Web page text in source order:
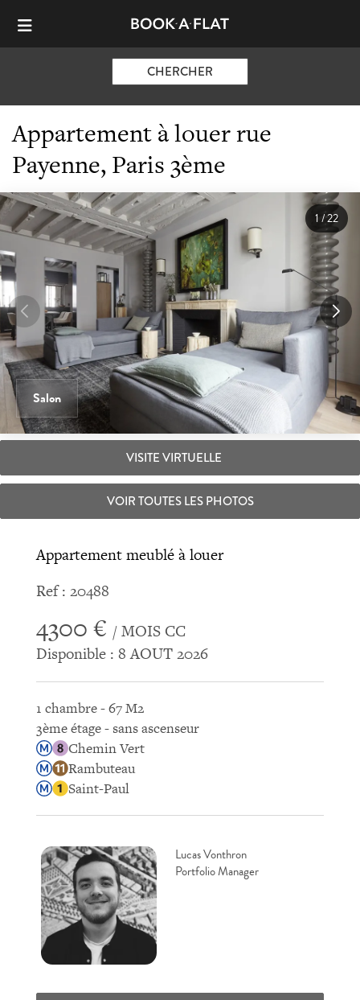
CHERCHER
Appartement à louer rue
Payenne, Paris 3ème
Salon
1/22
VISITE VIRTUELLE
VOIR TOUTES LES PHOTOS
Appartement meublé à louer
Ref : 20488
4300 € / MOIS CC
Disponible : 8 AOUT 2026
1 chambre - 67 M2
3ème étage - sans ascenseur
Chemin Vert
Rambuteau
Saint-Paul
Lucas Vonthron
Portfolio Manager